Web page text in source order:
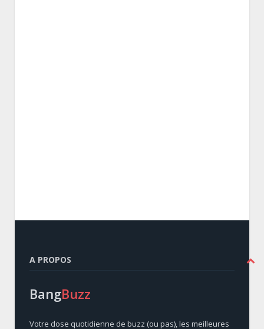
A PROPOS
BangBuzz
Votre dose quotidienne de buzz (ou pas), les meilleures